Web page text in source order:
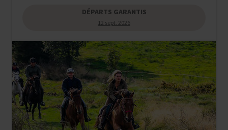
DÉPARTS GARANTIS
12 sept. 2026